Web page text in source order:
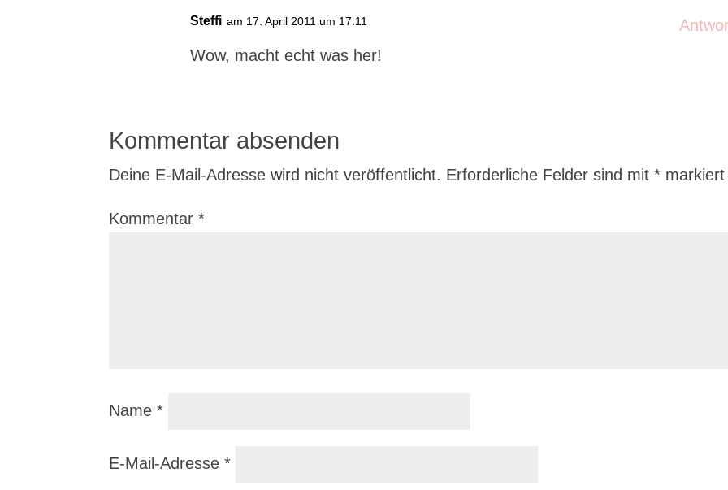
Steffi am 17. April 2011 um 17:11
Wow, macht echt was her!
Kommentar absenden
Deine E-Mail-Adresse wird nicht veröffentlicht. Erforderliche Felder sind mit* markiert
Kommentar*
Name*
E-Mail-Adresse*